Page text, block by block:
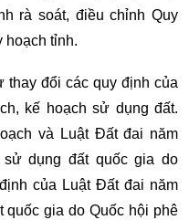
rà soát, điều chỉnh Quy
hoạch tỉnh.
đổi các quy định của
kế hoạch sử dụng đất.
và Luật Đất đai năm
dụng đất quốc gia do
của Luật Đất đai năm
quốc gia do Quốc hội phê